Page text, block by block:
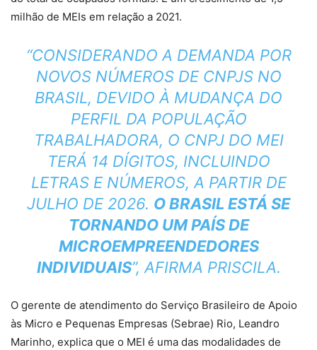
milhão de MEIs em relação a 2021.
“CONSIDERANDO A DEMANDA POR
NOVOS NÚMEROS DE CNPJS NO
BRASIL, DEVIDO À MUDANÇA DO
PERFIL DA POPULAÇÃO
TRABALHADORA, O CNPJ DO MEI
TERÁ 14 DÍGITOS, INCLUINDO
LETRAS E NÚMEROS, A PARTIR DE
JULHO DE 2026. O BRASIL ESTÁ SE
TORNANDO UM PAÍS DE
MICROEMPREENDEDORES
INDIVIDUAIS”, AFIRMA PRISCILA.
O gerente de atendimento do Serviço Brasileiro de Apoio
às Micro e Pequenas Empresas (Sebrae) Rio, Leandro
Marinho, explica que o MEI é uma das modalidades de